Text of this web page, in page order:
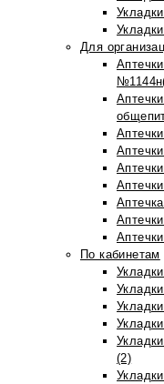
Для
По кабинетам
(2)